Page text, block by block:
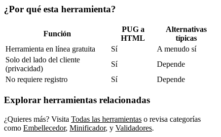
¿Por qué esta herramienta?
Función
PUG a
HTML
Alternativas
típicas
Herramienta en línea gratuita
Sí
A menudo sí
Solo del lado del cliente
(privacidad)
Sí
Depende
No requiere registro
Sí Depende
Explorar herramientas relacionadas
¿Quieres más? Visita Todas las herramientas o revisa categorías
como Embellecedor, Minificador, y Validadores.